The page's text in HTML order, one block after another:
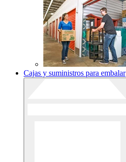
Cajas y suministros para embalar